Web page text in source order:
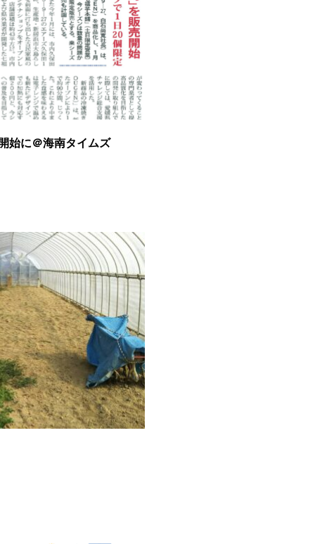
始に＠海南タイムズ